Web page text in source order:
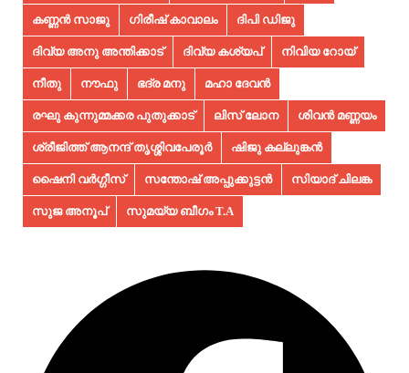
കണ്ണൻ സാജു ഗിരീഷ് കാവാലം ദിപി ഡിജു
ദിവ്യ അനു അന്തിക്കാട് ദിവ്യ കശ്യപ് നിവിയ റോയ്
നീതു നൗഫു ഭദ്ര മനു മഹാ ദേവൻ
രഘു കുന്നുമ്മക്കര പുതുക്കാട് ലിസ് ലോന ശിവൻ മണ്ണയം
ശ്രീജിത്ത് ആനന്ദ് തൃശ്ശിവപേരൂർ ഷിജു കല്ലുങ്കൻ
ഷൈനി വർഗ്ഗീസ് സന്തോഷ് അപ്പുക്കുട്ടൻ സിയാദ് ചിലങ്ക
സുജ അനൂപ്‌ സുമയ്യ ബീഗം T.A